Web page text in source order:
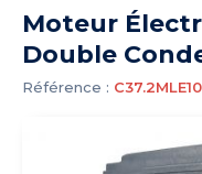
Moteur
Double
Référence :